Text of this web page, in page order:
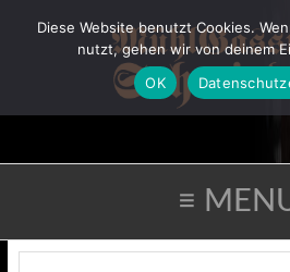
≡
Diese Website benutzt Cookies.
nutzt, gehen wir von deinem
OK